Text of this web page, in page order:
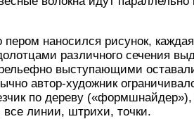
наносился рисунок, каждая
различного сечения
выступающими
автор-художник
по дереву
все линии, штрихи, точки.